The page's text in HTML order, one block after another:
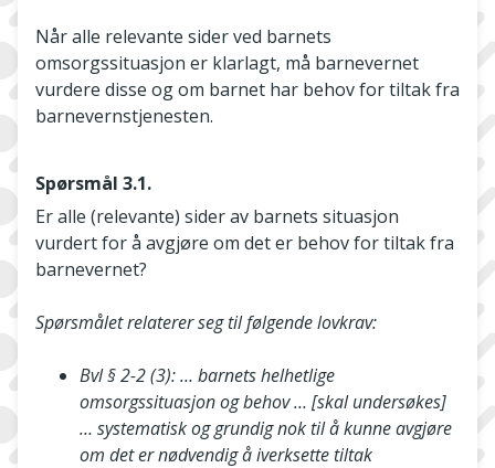
Når alle relevante sider ved barnets
omsorgssituasjon er klarlagt, må barnevernet
vurdere disse og om barnet har behov for tiltak fra
barnevernstjenesten.
Spørsmål 3.1.
Er alle (relevante) sider av barnets situasjon
vurdert for å avgjøre om det er behov for tiltak fra
barnevernet?
Spørsmålet relaterer seg til følgende lovkrav:
Bvl § 2-2 (3): … barnets helhetlige
omsorgssituasjon og behov … [skal undersøkes]
… systematisk og grundig nok til å kunne avgjøre
om det er nødvendig å iverksette tiltak